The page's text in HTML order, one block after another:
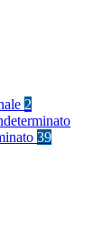
2
39